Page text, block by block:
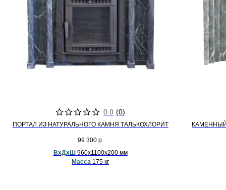
0.0 (0)
ПОРТАЛ ИЗ НАТУРАЛЬНОГО КАМНЯ ТАЛЬКОХЛОРИТ
99 300 р.
ВхДхШ 960х1100х200 мм
Масса 175 кг